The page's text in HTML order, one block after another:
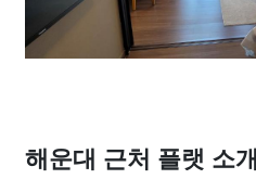
해운대 근처 플랫 소개